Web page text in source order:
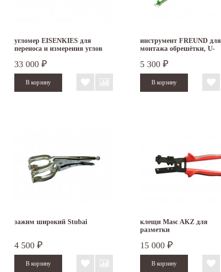
угломер EISENKIES для
переноса и измерения углов
33 000 ₽
инструмент FREUND для
монтажа обрешётки, U-
5 300 ₽
зажим широкий Stubai
4 500 ₽
клещи Masc AKZ для
разметки
15 000 ₽